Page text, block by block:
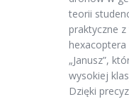
teorii
praktyczne
„Janusz”,
wysokiej
Dzięki